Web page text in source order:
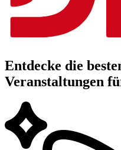
Entdecke die
Veranstaltungen